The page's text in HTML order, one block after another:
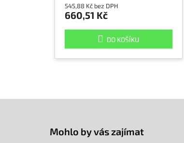
545,88 Kč bez DPH
660,51 Kč
DO KOŠÍKU
Mohlo by vás zajímat